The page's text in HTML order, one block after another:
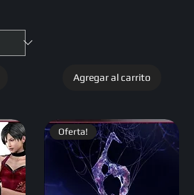
Agregar al carrito
Oferta!